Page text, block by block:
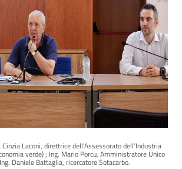
Laconi, direttrice dell’Assessorato dell’Industria
verde) ; Ing. Mario Porcu, Amministratore Unico
Daniele Battaglia, ricercatore Sotacarbo.